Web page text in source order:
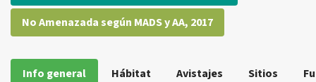
No Amenazada según MADS y AA, 2017
Info general Hábitat Avistajes Sitios